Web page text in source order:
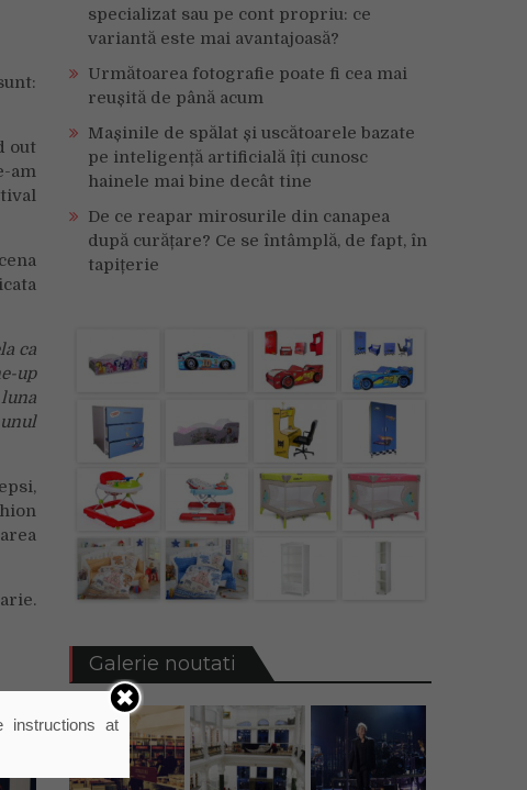
out
am
ca
up
specializat sau pe cont propriu: ce
variantă este mai avantajoasă?
Următoarea fotografie poate fi cea mai
reușită de până acum
Mașinile de spălat și uscătoarele bazate
pe inteligență artificială îți cunosc
hainele mai bine decât tine
De ce reapar mirosurile din canapea
după curățare? Ce se întâmplă, de fapt, în
tapițerie
Galerie noutati
instructions at